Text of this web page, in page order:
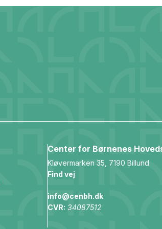
Center for Børnenes
Kløvermarken 35, 7190 Billund
Find vej
info@cenbh.dk
CVR: 34087512